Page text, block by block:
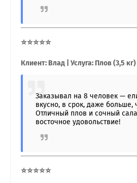
⭐⭐⭐⭐⭐
Клиент: Влад | Услуга: Плов (3,5
Заказывал на 8 человек —
вкусно, в срок, даже больше,
Отличный плов и сочный
восточное удовольствие!
⭐⭐⭐⭐⭐